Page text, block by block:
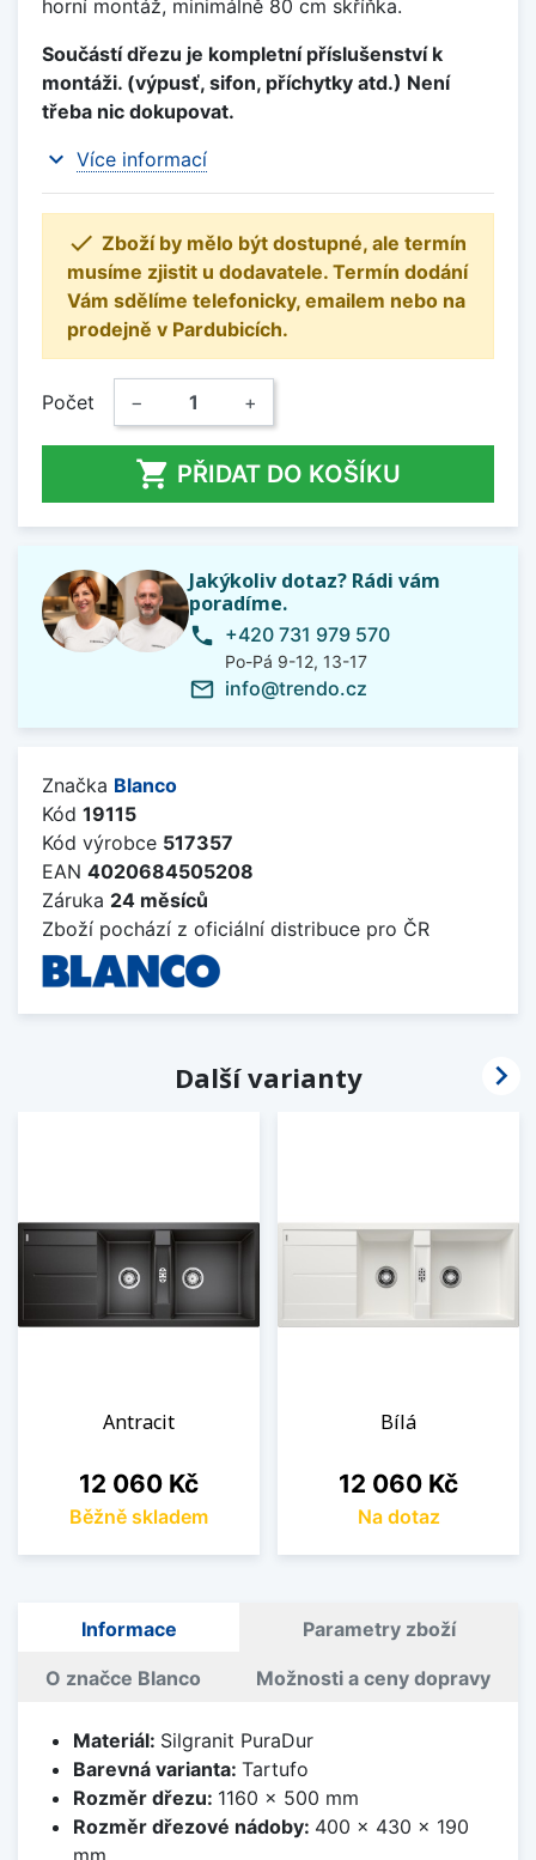
horní montáž, minimálně 80 cm skříňka.
Součástí dřezu je kompletní příslušenství k
montáži. (výpusť, sifon, příchytky atd.) Není
třeba nic dokupovat.
expand_more Více informací
 Zboží by mělo být dostupné, ale termín
musíme zjistit u dodavatele. Termín dodání
Vám sdělíme telefonicky, emailem nebo na
prodejně v Pardubicích.
Počet − +
 PŘIDAT DO KOŠÍKU
Jakýkoliv dotaz? Rádi vám
poradíme.
phone +420 731 979 570
Po-Pá 9-12, 13-17
mail_outline info@trendo.cz
Značka Blanco
Kód 19115
Kód výrobce 517357
EAN 4020684505208
Záruka 24 měsíců
Zboží pochází z oficiální distribuce pro ČR
Další varianty
Antracit
Cena
12 060 Kč
Běžně skladem
Bílá
Cena
12 060 Kč
Na dotaz

Informace Parametry zboží
O značce Blanco Možnosti a ceny dopravy
Materiál: Silgranit PuraDur
Barevná varianta: Tartufo
Rozměr dřezu: 1160 x 500 mm
Rozměr dřezové nádoby: 400 x 430 x 190
mm